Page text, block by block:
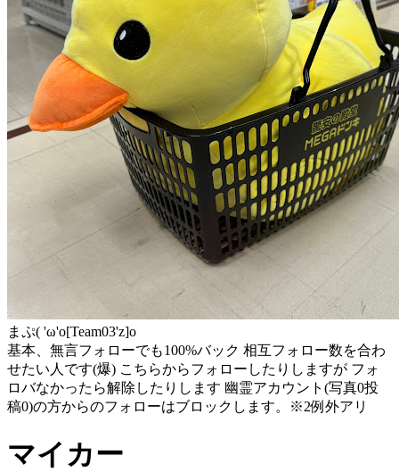
まぷ( 'ω'o[Team03'z]o
基本、無言フォローでも100%バック 相互フォロー数を合わ
せたい人です(爆) こちらからフォローしたりしますが フォ
ロバなかったら解除したりします 幽霊アカウント(写真0投
稿0)の方からのフォローはブロックします。※2例外アリ
マイカー